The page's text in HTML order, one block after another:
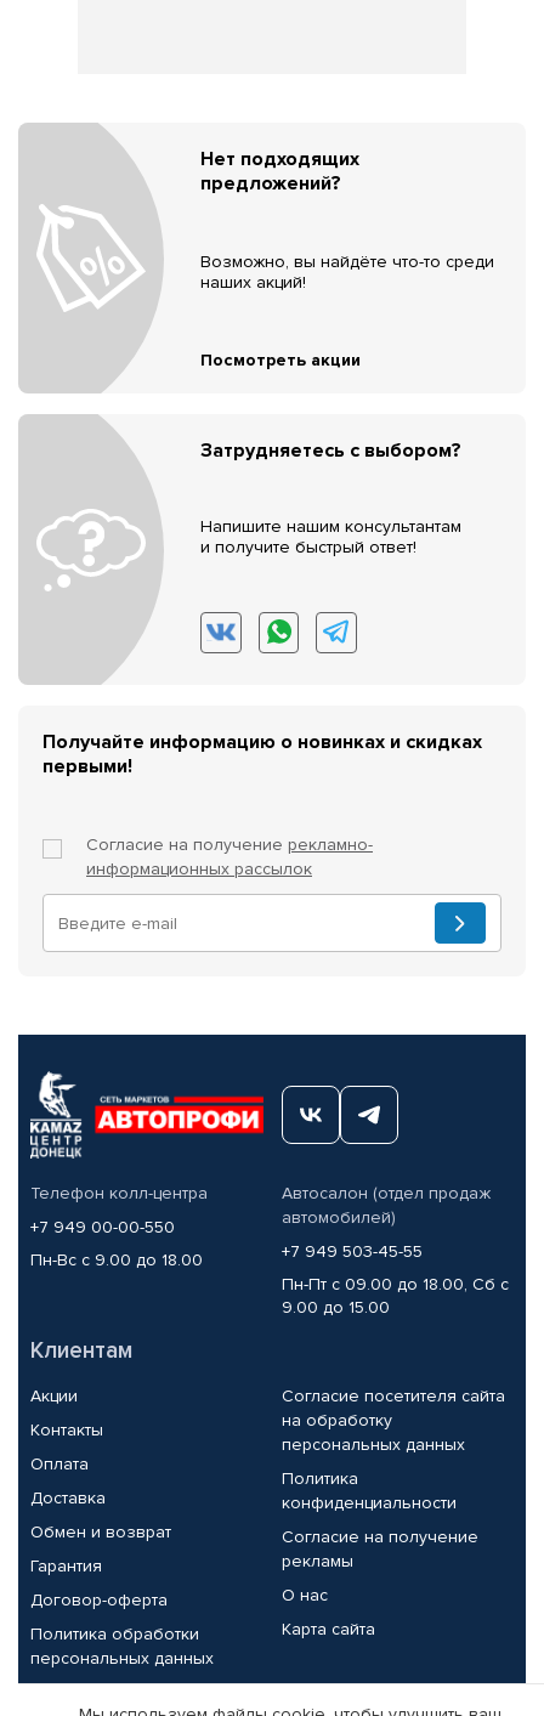
Нет подходящих
предложений?
Возможно, вы найдёте что-то среди
наших акций!
Посмотреть акции
Затрудняетесь с выбором?
Напишите нашим консультантам
и получите быстрый ответ!
Получайте информацию о новинках и скидках
первыми!
Согласие на получение рекламно-
информационных рассылок
Телефон колл-центра
+7 949 00-00-550
Пн-Вс с 9.00 до 18.00
Автосалон (отдел продаж
автомобилей)
+7 949 503-45-55
Пн-Пт с 09.00 до 18.00, Сб с
9.00 до 15.00
Клиентам
Акции
Контакты
Оплата
Доставка
Обмен и возврат
Гарантия
Договор-оферта
Политика обработки
персональных данных
Согласие посетителя сайта
на обработку
персональных данных
Политика
конфиденциальности
Согласие на получение
рекламы
О нас
Карта сайта